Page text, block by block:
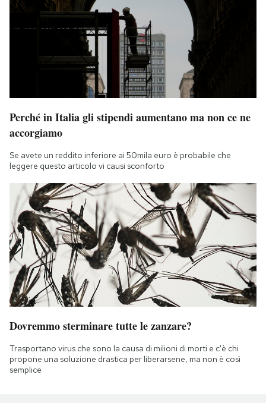
Perché in Italia gli stipendi aumentano ma non ce ne
accorgiamo
Se avete un reddito inferiore ai 50mila euro è probabile che
leggere questo articolo vi causi sconforto
Dovremmo sterminare tutte le zanzare?
Trasportano virus che sono la causa di milioni di morti e c'è chi
propone una soluzione drastica per liberarsene, ma non è così
semplice